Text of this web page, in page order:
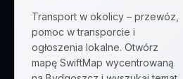
Transport w okolicy – przewóz,
pomoc w transporcie i
ogłoszenia lokalne. Otwórz
mapę SwiftMap wycentrowaną